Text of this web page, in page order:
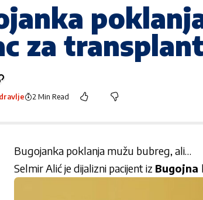
za
2 Min Read
Bugojanka poklanja mužu bubreg, ali…
Selmir Alić je dijalizni pacijent iz Bugojna